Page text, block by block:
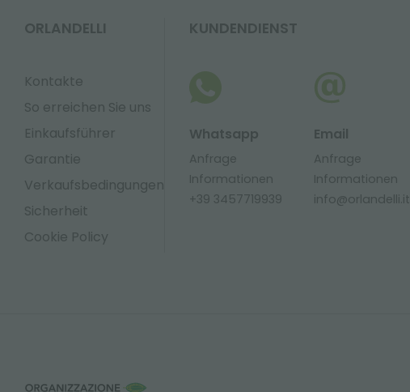
ORLANDELLI
Kontakte
So erreichen Sie uns
Einkaufsführer
Garantie
Verkaufsbedingungen
Sicherheit
Cookie Policy
KUNDENDIENST
Whatsapp
Anfrage
Informationen
+39 3457719939
Email
Anfrage
Informationen
info@orlandelli.it